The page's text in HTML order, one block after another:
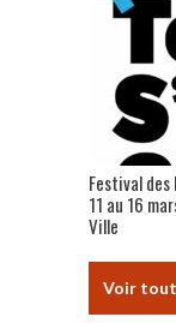
Festival
11 au 16
Ville
Voir